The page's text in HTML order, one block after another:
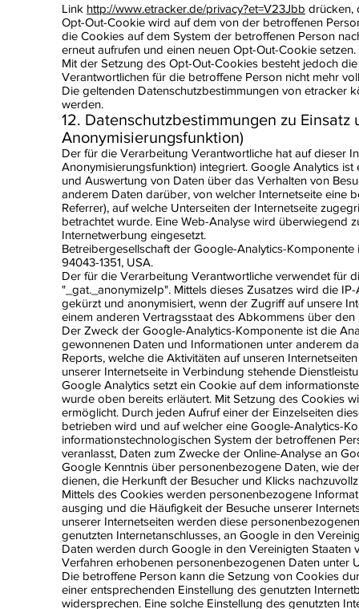
Link http://www.etracker.de/privacy?et=V23Jbb drücken,
Opt-Out-Cookie wird auf dem von der betroffenen
die Cookies auf dem System der betroffenen Person
erneut aufrufen und einen neuen Opt-Out-Cookie setzen.
Mit der Setzung des Opt-Out-Cookies besteht jedoch
Verantwortlichen für die betroffene Person nicht mehr
Die geltenden Datenschutzbestimmungen von etracker
werden.
12. Datenschutzbestimmungen zu
Anonymisierungsfunktion)
Der für die Verarbeitung Verantwortliche hat auf dieser
Anonymisierungsfunktion) integriert. Google Analytics
und Auswertung von Daten über das Verhalten von
anderem Daten darüber, von welcher Internetseite eine
Referrer), auf welche Unterseiten der Internetseite
betrachtet wurde. Eine Web-Analyse wird überwiegend
Internetwerbung eingesetzt.
Betreibergesellschaft der Google-Analytics-
94043-1351, USA.
Der für die Verarbeitung Verantwortliche verwendet für
"_gat._anonymizeIp". Mittels dieses Zusatzes wird die
gekürzt und anonymisiert, wenn der Zugriff auf unsere
einem anderen Vertragsstaat des Abkommens über
Der Zweck der Google-Analytics-Komponente ist die
gewonnenen Daten und Informationen unter anderem
Reports, welche die Aktivitäten auf unseren
unserer Internetseite in Verbindung stehende
Google Analytics setzt ein Cookie auf dem
wurde oben bereits erläutert. Mit Setzung des Cookies
ermöglicht. Durch jeden Aufruf einer der Einzelseiten
betrieben wird und auf welcher eine Google-Analytics-
informationstechnologischen System der betroffenen
veranlasst, Daten zum Zwecke der Online-Analyse an
Google Kenntnis über personenbezogene Daten, wie
dienen, die Herkunft der Besucher und Klicks
Mittels des Cookies werden personenbezogene
ausging und die Häufigkeit der Besuche unserer
unserer Internetseiten werden diese
genutzten Internetanschlusses, an Google in den
Daten werden durch Google in den Vereinigten
Verfahren erhobenen personenbezogenen Daten unter
Die betroffene Person kann die Setzung von Cookies
einer entsprechenden Einstellung des genutzten
widersprechen. Eine solche Einstellung des genutzten